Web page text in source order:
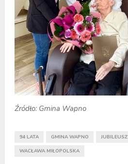
Źródło: Gmina Wapno
94 LATA GMINA WAPNO JUBILEUSZ
WACŁAWA MIŁOPOLSKA